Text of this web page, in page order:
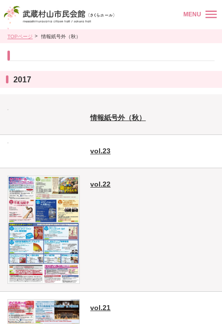
MENU
TOPページ 情報紙号外（秋）
2017
情報紙号外（秋）
vol.23
vol.22
vol.21